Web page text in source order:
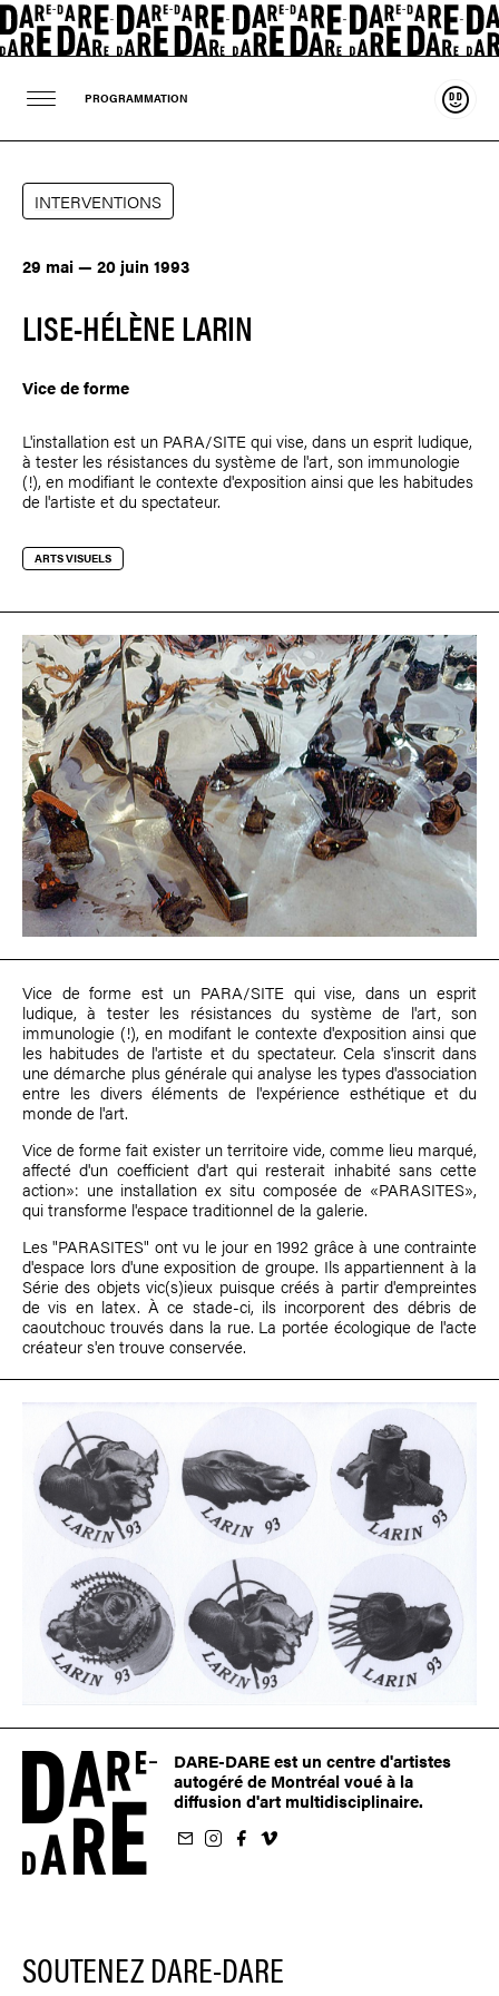
PROGRAMMATION
INTERVENTIONS
29 mai — 20 juin 1993
LISE-HÉLÈNE LARIN
Vice de forme
L'installation est un PARA/SITE qui vise, dans un esprit ludique,
à tester les résistances du système de l'art, son immunologie
(!), en modifiant le contexte d'exposition ainsi que les habitudes
de l'artiste et du spectateur.
ARTS VISUELS
Vice de forme est un PARA/SITE qui vise, dans un esprit
ludique, à tester les résistances du système de l'art, son
immunologie (!), en modifant le contexte d'exposition ainsi que
les habitudes de l'artiste et du spectateur. Cela s'inscrit dans
une démarche plus générale qui analyse les types d'association
entre les divers éléments de l'expérience esthétique et du
monde de l'art.
Vice de forme fait exister un territoire vide, comme lieu marqué,
affecté d'un coefficient d'art qui resterait inhabité sans cette
action»: une installation ex situ composée de «PARASITES»,
qui transforme l'espace traditionnel de la galerie.
Les "PARASITES" ont vu le jour en 1992 grâce à une contrainte
d'espace lors d'une exposition de groupe. Ils appartiennent à la
Série des objets vic(s)ieux puisque créés à partir d'empreintes
de vis en latex. À ce stade-ci, ils incorporent des débris de
caoutchouc trouvés dans la rue. La portée écologique de l'acte
créateur s'en trouve conservée.
DARE-DARE est un centre d'artistes
autogéré de Montréal voué à la
diffusion d'art multidisciplinaire.
sur Instagram
sur Facebook
nous sur Vimeo
SOUTENEZ DARE-DARE